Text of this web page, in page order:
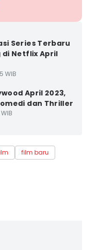
Series Terbaru
di Netflix April
WIB
April 2023,
dan Thriller
film baru